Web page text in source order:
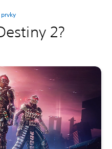
2?